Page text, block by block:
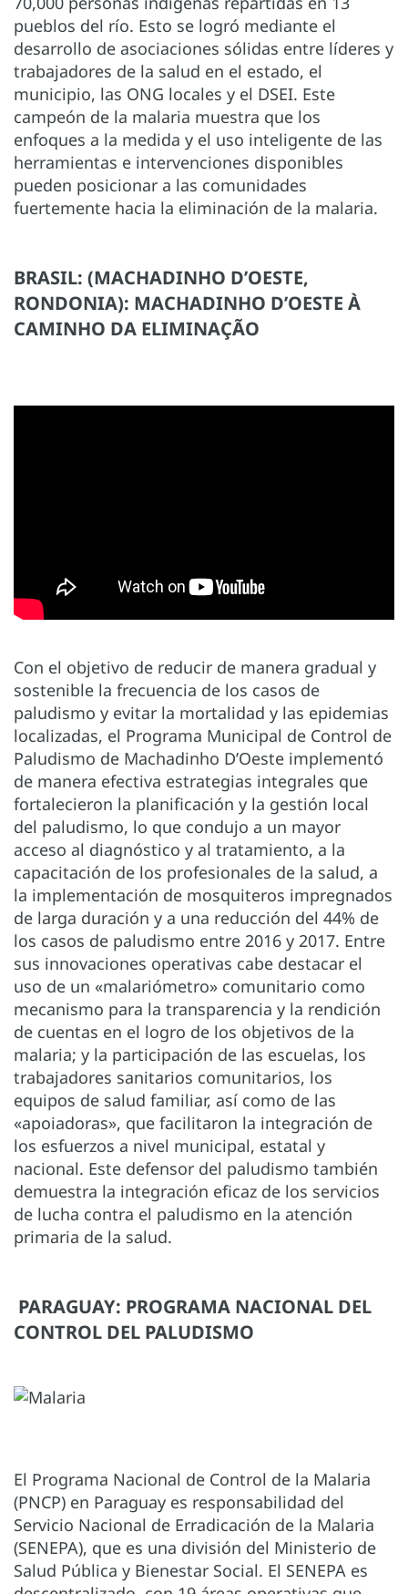
pueblos del río. Esto se logró mediante el
desarrollo de asociaciones sólidas entre líderes y
trabajadores de la salud en el estado, el
municipio, las ONG locales y el DSEI. Este
campeón de la malaria muestra que los
enfoques a la medida y el uso inteligente de las
herramientas e intervenciones disponibles
pueden posicionar a las comunidades
fuertemente hacia la eliminación de la malaria.
BRASIL: (MACHADINHO D’OESTE,
RONDONIA): MACHADINHO D’OESTE À
CAMINHO DA ELIMINAÇÃO
Con el objetivo de reducir de manera gradual y
sostenible la frecuencia de los casos de
paludismo y evitar la mortalidad y las epidemias
localizadas, el Programa Municipal de Control de
Paludismo de Machadinho D’Oeste implementó
de manera efectiva estrategias integrales que
fortalecieron la planificación y la gestión local
del paludismo, lo que condujo a un mayor
acceso al diagnóstico y al tratamiento, a la
capacitación de los profesionales de la salud, a
la implementación de mosquiteros impregnados
de larga duración y a una reducción del 44% de
los casos de paludismo entre 2016 y 2017. Entre
sus innovaciones operativas cabe destacar el
uso de un «malariómetro» comunitario como
mecanismo para la transparencia y la rendición
de cuentas en el logro de los objetivos de la
malaria; y la participación de las escuelas, los
trabajadores sanitarios comunitarios, los
equipos de salud familiar, así como de las
«apoiadoras», que facilitaron la integración de
los esfuerzos a nivel municipal, estatal y
nacional. Este defensor del paludismo también
demuestra la integración eficaz de los servicios
de lucha contra el paludismo en la atención
primaria de la salud.
PARAGUAY: PROGRAMA NACIONAL DEL
CONTROL DEL PALUDISMO
El Programa Nacional de Control de la Malaria
(PNCP) en Paraguay es responsabilidad del
Servicio Nacional de Erradicación de la Malaria
(SENEPA), que es una división del Ministerio de
Salud Pública y Bienestar Social. El SENEPA es